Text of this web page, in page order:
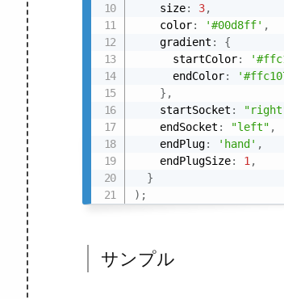
    size
: 3,
    color
: '#00d8ff' ,
    gradient
:
{
      startColor
:
      endColor
:
} ,
    startSocket
:
    endSocket
: "left" ,
    endPlug
: 'hand' ,
    endPlugSize
: 1 ,
}
) ;
サンプル